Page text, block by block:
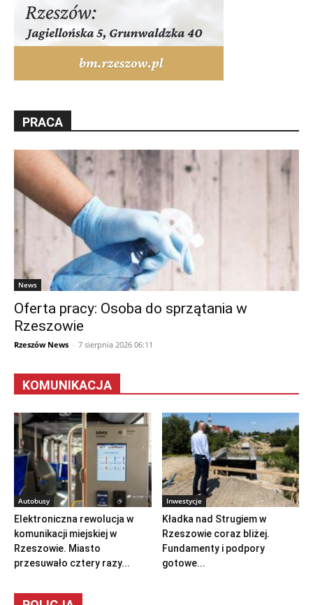
PRACA
News
Oferta pracy: Osoba do sprzątania w
Rzeszowie
Rzeszów News - 7 sierpnia 2026 06:11
KOMUNIKACJA
Autobusy
Elektroniczna rewolucja w
komunikacji miejskiej w
Rzeszowie. Miasto
przesuwało cztery razy...
Inwestycje
Kładka nad Strugiem w
Rzeszowie coraz bliżej.
Fundamenty i podpory
gotowe...